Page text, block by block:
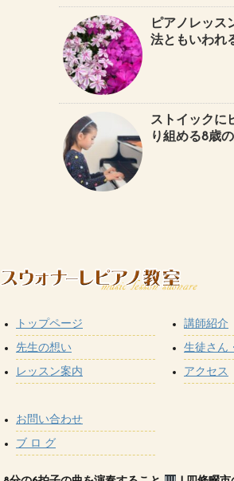
ピアノレッス
法ともいわれ
ストイックに
り組める8歳
トップページ
先生の想い
レッスン案内
講師紹介
生徒さん
アクセス
お問い合わせ
ブ ロ グ